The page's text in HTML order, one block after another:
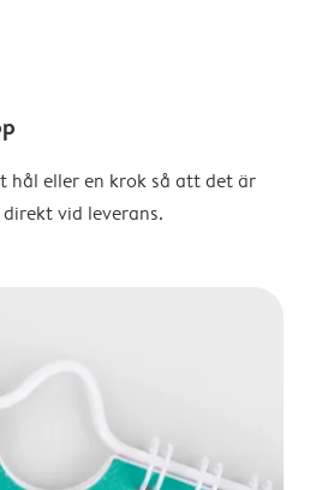
hål eller en krok så att det är
vid leverans.